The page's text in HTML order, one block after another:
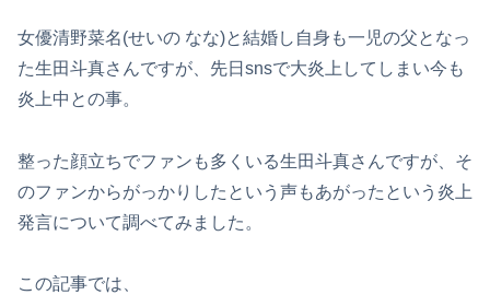
女優清野菜名(せいの なな)と結婚し自身も一児の父となっ
た生田斗真さんですが、先日snsで大炎上してしまい今も
炎上中との事。
整った顔立ちでファンも多くいる生田斗真さんですが、そ
のファンからがっかりしたという声もあがったという炎上
発言について調べてみました。
この記事では、